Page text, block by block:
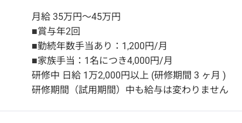
月給 35万円～45万円
■賞与年2回
■勤続年数手当あり：1,200円/月
■家族手当：1名につき4,000円/月
研修中 日給 1万2,000円以上 (研修期間 3 ヶ月 )
研修期間（試用期間）中も給与は変わりません